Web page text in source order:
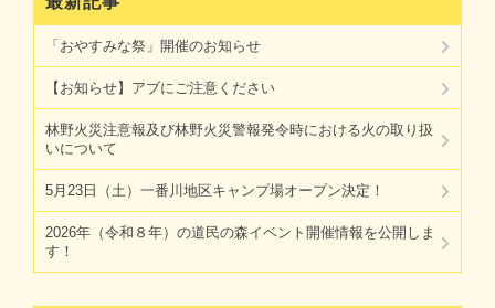
「おやすみな祭」開催のお知らせ
【お知らせ】アブにご注意ください
林野火災注意報及び林野火災警報発令時における火の取り扱
いについて
5月23日（土）一番川地区キャンプ場オープン決定！
2026年（令和８年）の道民の森イベント開催情報を公開しま
す！